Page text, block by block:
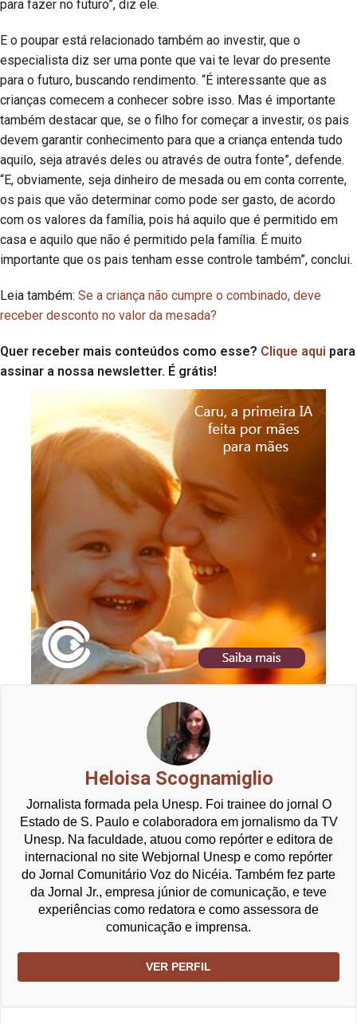
para fazer no futuro”, diz ele.
E o poupar está relacionado também ao investir, que o
especialista diz ser uma ponte que vai te levar do presente
para o futuro, buscando rendimento. “É interessante que as
crianças comecem a conhecer sobre isso. Mas é importante
também destacar que, se o filho for começar a investir, os pais
devem garantir conhecimento para que a criança entenda tudo
aquilo, seja através deles ou através de outra fonte”, defende.
“E, obviamente, seja dinheiro de mesada ou em conta corrente,
os pais que vão determinar como pode ser gasto, de acordo
com os valores da família, pois há aquilo que é permitido em
casa e aquilo que não é permitido pela família. É muito
importante que os pais tenham esse controle também”, conclui.
Leia também: Se a criança não cumpre o combinado, deve
receber desconto no valor da mesada?
Quer receber mais conteúdos como esse? Clique aqui para
assinar a nossa newsletter. É grátis!
Heloisa Scognamiglio
Jornalista formada pela Unesp. Foi trainee do jornal O
Estado de S. Paulo e colaboradora em jornalismo da TV
Unesp. Na faculdade, atuou como repórter e editora de
internacional no site Webjornal Unesp e como repórter
do Jornal Comunitário Voz do Nicéia. Também fez parte
da Jornal Jr., empresa júnior de comunicação, e teve
experiências como redatora e como assessora de
comunicação e imprensa.
VER PERFIL